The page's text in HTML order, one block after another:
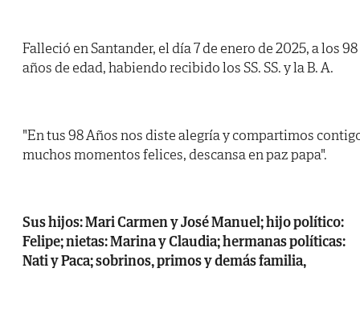
Falleció en Santander, el día 7 de enero de 2025, a los 98
años de edad, habiendo recibido los SS. SS. y la B. A.
"En tus 98 Años nos diste alegría y compartimos
muchos momentos felices, descansa en paz papa".
Sus hijos: Mari Carmen y José Manuel; hijo político:
Felipe; nietas: Marina y Claudia; hermanas políticas:
Nati y Paca; sobrinos, primos y demás familia,